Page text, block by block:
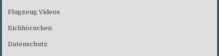
Flugzeug Videos
Eichhörnchen
Datenschutz